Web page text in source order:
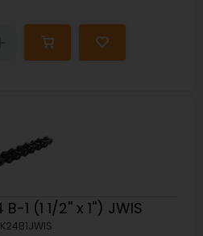
1 (1 1/2'' x 1'') JWIS